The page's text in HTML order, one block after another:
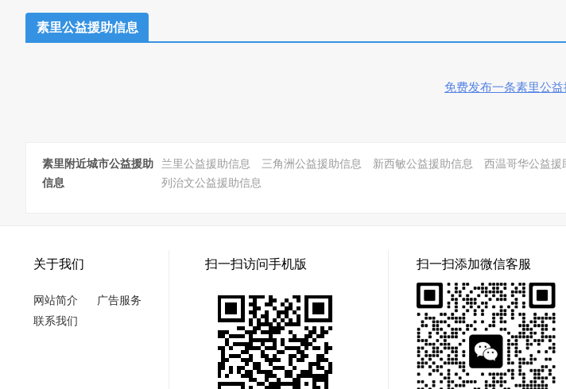
素里公益援助信息
免费发布一条素里公
素里附近城市公益援助
信息
兰里公益援助信息 三角洲公益援助信息 新西敏公益援助信息 西温哥华公益援
列治文公益援助信息
关于我们
网站简介
广告服务
联系我们
扫一扫访问手机版 扫一扫添加微信客服